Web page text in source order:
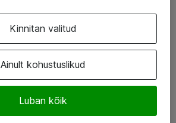
Ainult kohustuslikud
Luban kõik
Kinnitan valitud